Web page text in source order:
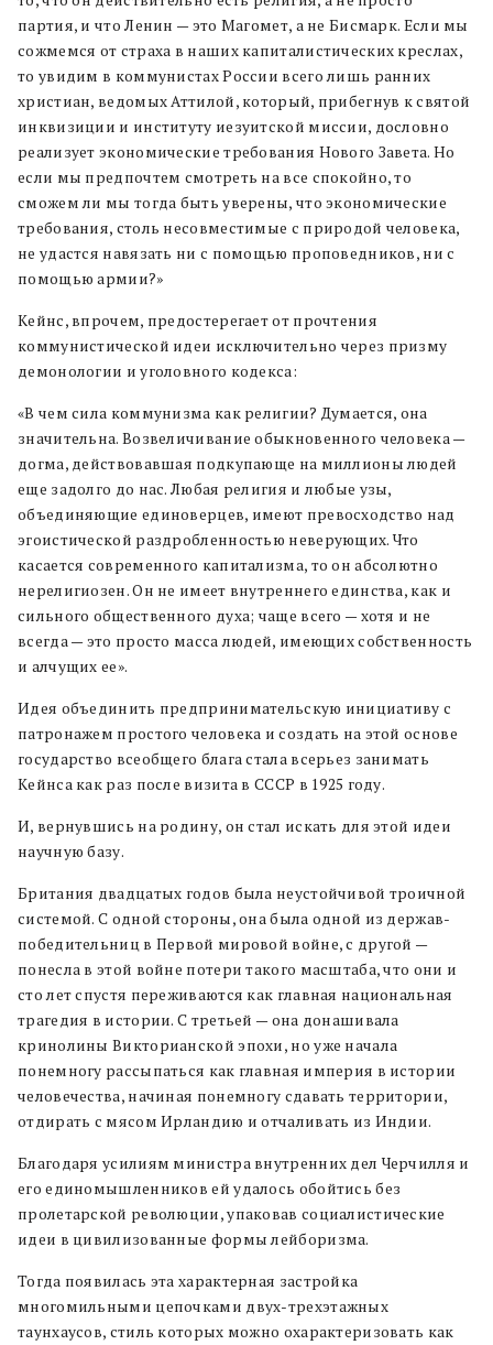
партия, и что Ленин — это Магомет, а не Бисмарк. Если мы
сожмемся от страха в наших капиталистических креслах,
то увидим в коммунистах России всего лишь ранних
христиан, ведомых Аттилой, который, прибегнув к святой
инквизиции и институту иезуитской миссии, дословно
реализует экономические требования Нового Завета. Но
если мы предпочтем смотреть на все спокойно, то
сможем ли мы тогда быть уверены, что экономические
требования, столь несовместимые с природой человека,
не удастся навязать ни с помощью проповедников, ни с
помощью армии?»
Кейнс, впрочем, предостерегает от прочтения
коммунистической идеи исключительно через призму
демонологии и уголовного кодекса:
«В чем сила коммунизма как религии? Думается, она
значительна. Возвеличивание обыкновенного человека —
догма, действовавшая подкупающе на миллионы людей
еще задолго до нас. Любая религия и любые узы,
объединяющие единоверцев, имеют превосходство над
эгоистической раздробленностью неверующих. Что
касается современного капитализма, то он абсолютно
нерелигиозен. Он не имеет внутреннего единства, как и
сильного общественного духа; чаще всего — хотя и не
всегда — это просто масса людей, имеющих собственность
и алчущих ее».
Идея объединить предпринимательскую инициативу с
патронажем простого человека и создать на этой основе
государство всеобщего блага стала всерьез занимать
Кейнса как раз после визита в СССР в 1925 году.
И, вернувшись на родину, он стал искать для этой идеи
научную базу.
Британия двадцатых годов была неустойчивой троичной
системой. С одной стороны, она была одной из держав-
победительниц в Первой мировой войне, с другой —
понесла в этой войне потери такого масштаба, что они и
сто лет спустя переживаются как главная национальная
трагедия в истории. С третьей — она донашивала
кринолины Викторианской эпохи, но уже начала
понемногу рассыпаться как главная империя в истории
человечества, начиная понемногу сдавать территории,
отдирать с мясом Ирландию и отчаливать из Индии.
Благодаря усилиям министра внутренних дел Черчилля и
его единомышленников ей удалось обойтись без
пролетарской революции, упаковав социалистические
идеи в цивилизованные формы лейборизма.
Тогда появилась эта характерная застройка
многомильными цепочками двух-трехэтажных
таунхаусов, стиль которых можно охарактеризовать как